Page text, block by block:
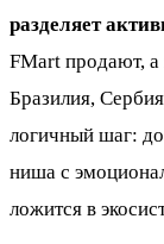
разделяет
FMart продают,
Бразилия,
логичный шаг:
ниша с
ложится в